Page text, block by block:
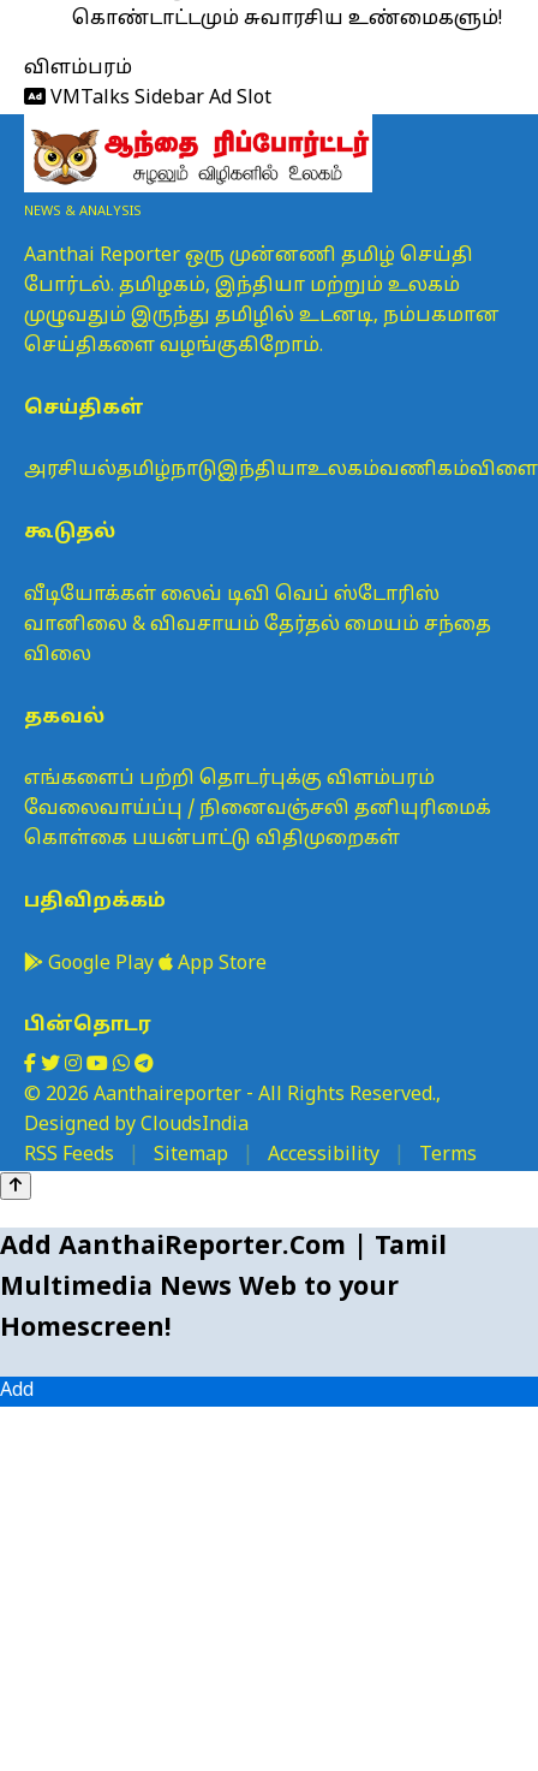
கொண்டாட்டமும் சுவாரசிய உண்மைகளும்!
விளம்பரம்
VMTalks Sidebar Ad Slot
NEWS & ANALYSIS
Aanthai Reporter ஒரு முன்னணி தமிழ் செய்தி
போர்டல். தமிழகம், இந்தியா மற்றும் உலகம்
முழுவதும் இருந்து தமிழில் உடனடி, நம்பகமான
செய்திகளை வழங்குகிறோம்.
செய்திகள்
அரசியல்தமிழ்நாடுஇந்தியாஉலகம்வணிகம்
கூடுதல்
வீடியோக்கள் லைவ் டிவி வெப் ஸ்டோரிஸ்
வானிலை & விவசாயம் தேர்தல் மையம் சந்தை
விலை
தகவல்
எங்களைப் பற்றி தொடர்புக்கு விளம்பரம்
வேலைவாய்ப்பு / நினைவஞ்சலி தனியுரிமைக்
கொள்கை பயன்பாட்டு விதிமுறைகள்
பதிவிறக்கம்
Google Play App Store
பின்தொடர
© 2026 Aanthaireporter - All Rights Reserved.,
Designed by CloudsIndia
RSS Feeds
Sitemap Accessibility Terms
Add AanthaiReporter.Com | Tamil
Multimedia News Web to your
Homescreen!
Add